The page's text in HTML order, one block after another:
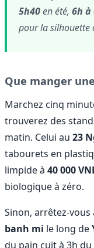
5h40en été, 6h à
pour la silhouette
Que manger
Marchez cinq
trouverez des
matin. Celui au 23
tabourets en
limpide à 40 000
biologique à zéro.
Sinon, arrêtez-
banh mi le long de
du pain cuit à 3h